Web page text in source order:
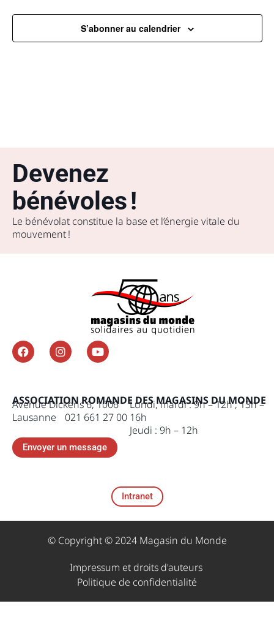
S’abonner au calendrier
Devenez
bénévoles !
Le bénévolat constitue la base et l’énergie vitale du
mouvement !
ASSOCIATION ROMANDE DES MAGASINS DU MONDE
Avenue Dickens 6, 1006
Lausanne 021 661 27 00
Lundi, mardi : 9h – 12h , 13h –
16h
Jeudi : 9h – 12h
Envoyer un message
Intranet
© Copyright © 2024 Magasin du Monde
Impressum et droits d'auteurs ​
Politique de confidentialité​